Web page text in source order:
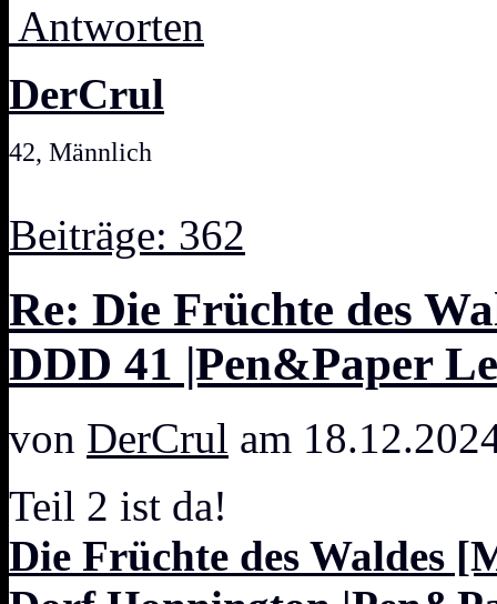
Antworten
DerCrul
42, Männlich
Beiträge: 362
Re: Die Früchte des
DDD 41 |Pen&Paper
von DerCrul am
Teil 2 ist da!
Die Früchte des Waldes